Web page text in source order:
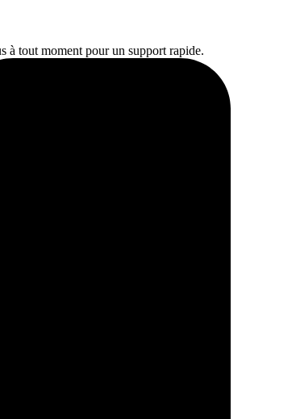
à tout moment pour un support rapide.